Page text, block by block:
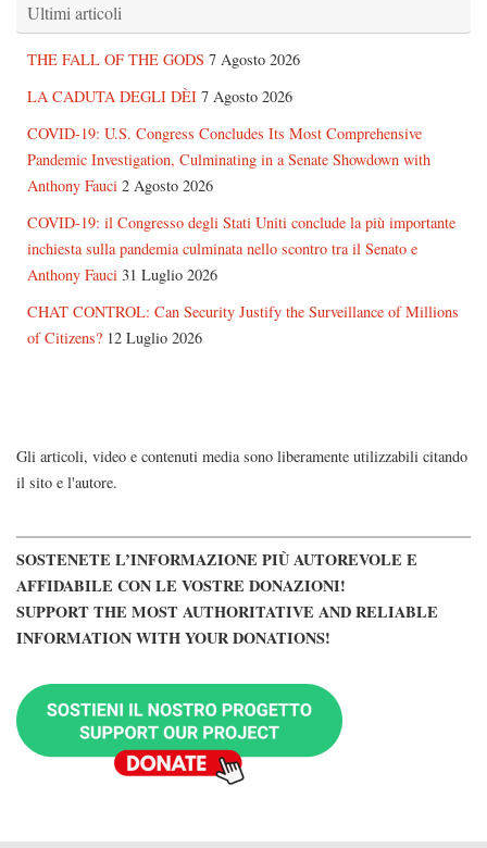
Ultimi articoli
THE FALL OF THE GODS 7 Agosto 2026
LA CADUTA DEGLI DÈI 7 Agosto 2026
COVID-19: U.S. Congress Concludes Its Most Comprehensive
Pandemic Investigation, Culminating in a Senate Showdown with
Anthony Fauci 2 Agosto 2026
COVID-19: il Congresso degli Stati Uniti conclude la più importante
inchiesta sulla pandemia culminata nello scontro tra il Senato e
Anthony Fauci 31 Luglio 2026
CHAT CONTROL: Can Security Justify the Surveillance of Millions
of Citizens? 12 Luglio 2026
Gli articoli, video e contenuti media sono liberamente utilizzabili citando
il sito e l'autore.
SOSTENETE L’INFORMAZIONE PIÙ AUTOREVOLE E
AFFIDABILE CON LE VOSTRE DONAZIONI!
SUPPORT THE MOST AUTHORITATIVE AND RELIABLE
INFORMATION WITH YOUR DONATIONS!